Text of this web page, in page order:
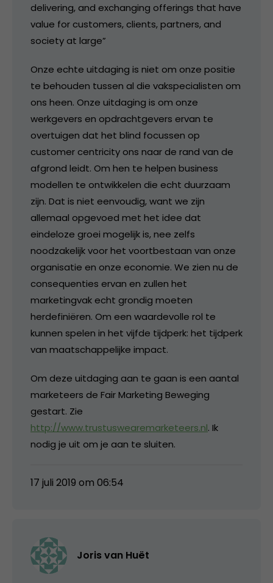
delivering, and exchanging offerings that have
value for customers, clients, partners, and
society at large”
Onze echte uitdaging is niet om onze positie
te behouden tussen al die vakspecialisten om
ons heen. Onze uitdaging is om onze
werkgevers en opdrachtgevers ervan te
overtuigen dat het blind focussen op
customer centricity ons naar de rand van de
afgrond leidt. Om hen te helpen business
modellen te ontwikkelen die echt duurzaam
zijn. Dat is niet eenvoudig, want we zijn
allemaal opgevoed met het idee dat
eindeloze groei mogelijk is, nee zelfs
noodzakelijk voor het voortbestaan van onze
organisatie en onze economie. We zien nu de
consequenties ervan en zullen het
marketingvak echt grondig moeten
herdefiniëren. Om een waardevolle rol te
kunnen spelen in het vijfde tijdperk: het tijdperk
van maatschappelijke impact.
Om deze uitdaging aan te gaan is een aantal
marketeers de Fair Marketing Beweging
gestart. Zie
http://www.trustuswearemarketeers.nl. Ik
nodig je uit om je aan te sluiten.
17 juli 2019 om 06:54
Joris van Huët